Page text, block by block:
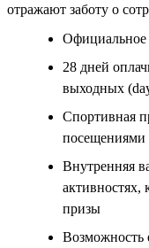
отражают заботу о
Официальное
28 дней
выходных
Спортивная
Внутренняя
призы
Возможность